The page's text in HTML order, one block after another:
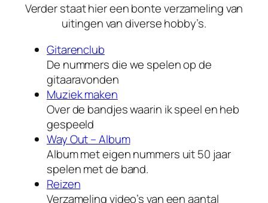
Verder staat hier een bonte verzameling van
uitingen van diverse hobby’s.
Gitarenclub
De nummers die we spelen op de
gitaaravonden
Muziek maken
Over de bandjes waarin ik speel en heb
gespeeld
Way Out – Album
Album met eigen nummers uit 50 jaar
spelen met de band.
Reizen
Verzameling video’s van een aantal